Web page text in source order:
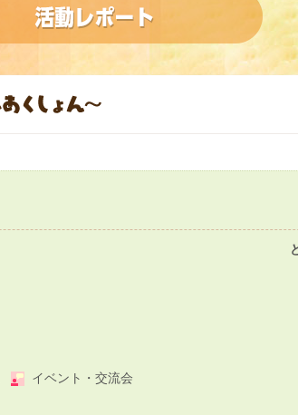
イベント・交流会